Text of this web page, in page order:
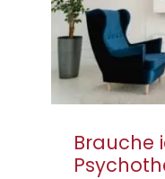
Brauche